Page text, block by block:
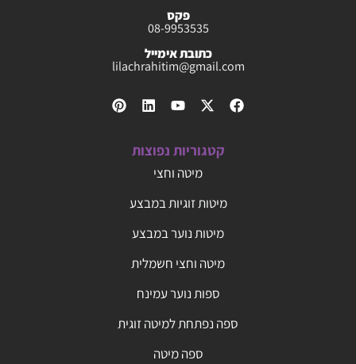
פקס
08-9953535
כתובת אימייל
lilachrahitim@gmail.com
קטגוריות נפוצות
מיטה וחצי
מיטות זוגיות במבצע
מיטות נוער במבצע
מיטה וחצי חשמלית
ספות נוער עמינח
ספה נפתחת למיטה זוגית
ספה מיטה